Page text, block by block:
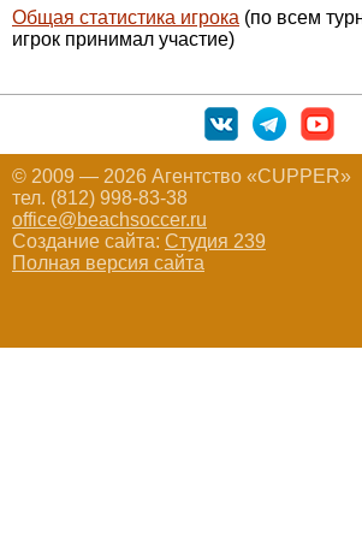
Общая статистика игрока (по всем
игрок принимал участие)
© 2009 — 2026 Агентство «CUPPER»
тел. (812) 998-83-38
office@beachsoccer.ru
Создание сайта: Студия 239
Полная версия сайта